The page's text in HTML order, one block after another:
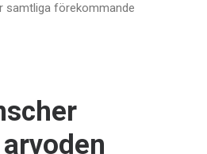
samtliga förekommande